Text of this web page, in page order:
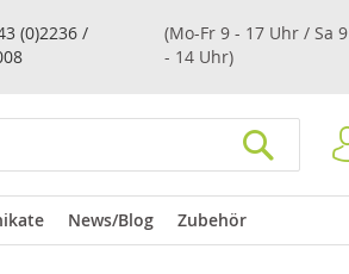
(0)2236 /
(Mo-Fr 9 - 17 Uhr / Sa 9
- 14 Uhr)
News/Blog Zubehör